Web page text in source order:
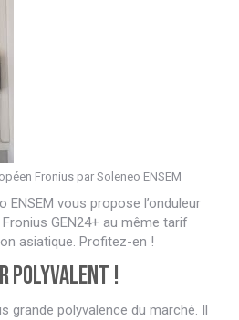
Fronius par Soleneo ENSEM
ENSEM vous propose l’onduleur
GEN24+ au même tarif
asiatique. Profitez-en !
polyvalent !
grande polyvalence du marché. Il